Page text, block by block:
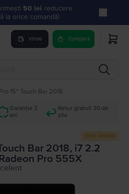
50 lei reducere
la orice comandă!
Vinde Cumpara
15″ Touch Bar 2018
Garanție 2
ani
Retur gratuit 30 de
zile
Stoc limitat
Bar 2018, i7 2.2
Pro 555X